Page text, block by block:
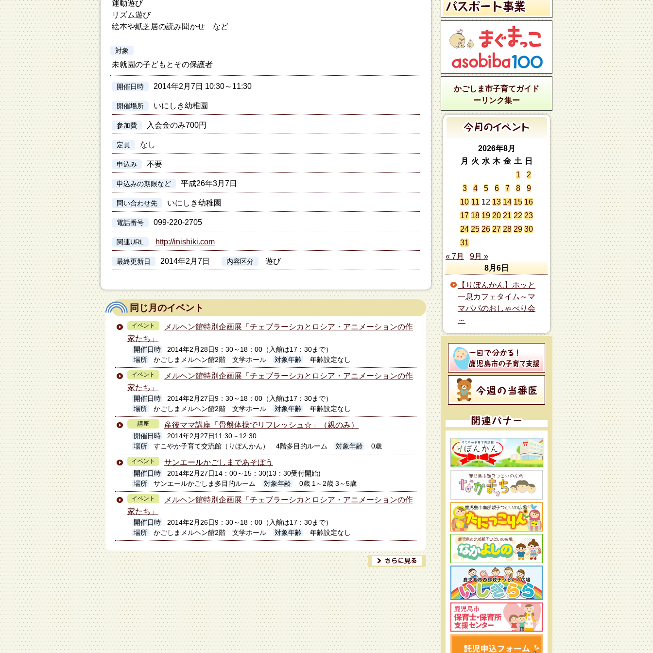
運動遊び
リズム遊び
絵本や紙芝居の読み聞かせ など
対象
未就園の子どもとその保護者
開催日時 2014年2月7日 10:30～11:30
開催場所 いにしき幼稚園
参加費 入会金のみ700円
定員 なし
申込み 不要
申込みの期限など 平成26年3月7日
問い合わせ先 いにしき幼稚園
電話番号 099-220-2705
関連URL http://inishiki.com
最終更新日 2014年2月7日 内容区分 遊び
同じ月のイベント
イベント
メルヘン館特別企画展「チェブラーシカとロシア・アニメーションの作
家たち」
開催日時
2014年2月28日9：30～18：00（入館は17：30まで）
場所
かごしまメルヘン館2階 文学ホール 対象年齢 年齢設定なし
イベント
メルヘン館特別企画展「チェブラーシカとロシア・アニメーションの作
家たち」
開催日時
2014年2月27日9：30～18：00（入館は17：30まで）
場所
かごしまメルヘン館2階 文学ホール 対象年齢 年齢設定なし
講座 産後ママ講座「骨盤体操でリフレッシュ☆」（親のみ）
開催日時
2014年2月27日11:30～12:30
場所
すこやか子育て交流館（りぼんかん） 4階多目的ルーム 対象年齢 0歳
イベント サンエールかごしまであそぼう
開催日時
2014年2月27日14：00～15：30(13：30受付開始)
場所
サンエールかごしま多目的ルーム 対象年齢 0歳 1～2歳 3～5歳
イベント
メルヘン館特別企画展「チェブラーシカとロシア・アニメーションの作
家たち」
開催日時
2014年2月26日9：30～18：00（入館は17：30まで）
場所
かごしまメルヘン館2階 文学ホール 対象年齢 年齢設定なし
かごしま市子育てガイド
ーリンク集ー
2026年8月
月
火 水 木 金 土
日
1
2
3
4 5 6 7 8
9
10 11 12 13 14 15 16
17 18 19 20 21 22 23
24 25 26 27 28 29 30
31
« 7月
9月 »
8月6日
【りぼんかん】ホッと
一息カフェタイム～マ
マパパのおしゃべり会
～